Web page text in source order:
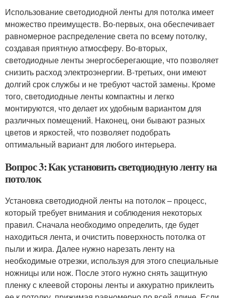
Использование светодиодной ленты для потолка имеет
множество преимуществ. Во-первых, она обеспечивает
равномерное распределение света по всему потолку,
создавая приятную атмосферу. Во-вторых,
светодиодные ленты энергосберегающие, что позволяет
снизить расход электроэнергии. В-третьих, они имеют
долгий срок службы и не требуют частой замены. Кроме
того, светодиодные ленты компактны и легко
монтируются, что делает их удобным вариантом для
различных помещений. Наконец, они бывают разных
цветов и яркостей, что позволяет подобрать
оптимальный вариант для любого интерьера.
Вопрос 3: Как установить светодиодную ленту на
потолок
Установка светодиодной ленты на потолок – процесс,
который требует внимания и соблюдения некоторых
правил. Сначала необходимо определить, где будет
находиться лента, и очистить поверхность потолка от
пыли и жира. Далее нужно нарезать ленту на
необходимые отрезки, используя для этого специальные
ножницы или нож. После этого нужно снять защитную
пленку с клеевой стороны ленты и аккуратно приклеить